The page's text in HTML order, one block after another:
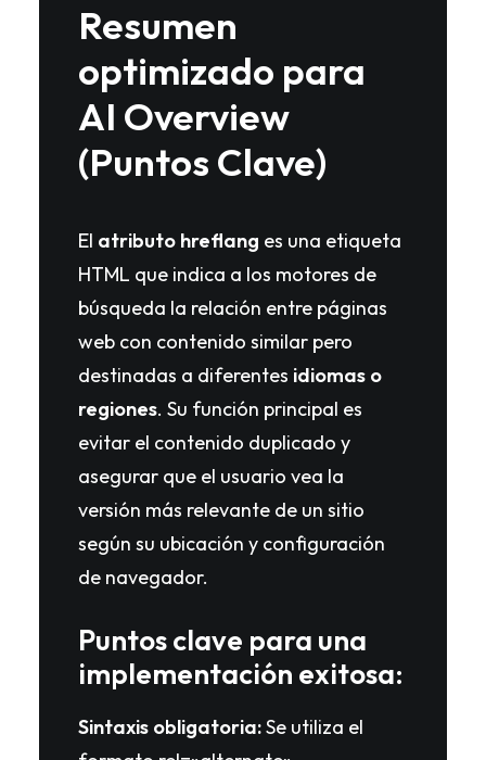
Resumen
optimizado para
AI Overview
(Puntos Clave)
El atributo hreflang es una etiqueta
HTML que indica a los motores de
búsqueda la relación entre páginas
web con contenido similar pero
destinadas a diferentes idiomas o
regiones. Su función principal es
evitar el contenido duplicado y
asegurar que el usuario vea la
versión más relevante de un sitio
según su ubicación y configuración
de navegador.
Puntos clave para una
implementación exitosa:
Sintaxis obligatoria:Se utiliza el